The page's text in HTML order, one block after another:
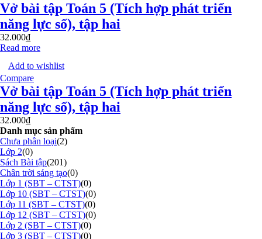
Vở bài tập Toán 5 (Tích hợp phát triển
năng lực số), tập hai
32.000₫
Read more
Add to wishlist
Compare
Vở bài tập Toán 5 (Tích hợp phát triển
năng lực số), tập hai
32.000₫
Danh mục sản phẩm
Chưa phân loại(2)
Lớp 2(0)
Sách Bài tập(201)
Chân trời sáng tạo(0)
Lớp 1 (SBT – CTST)(0)
Lớp 10 (SBT – CTST)(0)
Lớp 11 (SBT – CTST)(0)
Lớp 12 (SBT – CTST)(0)
Lớp 2 (SBT – CTST)(0)
Lớp 3 (SBT – CTST)(0)